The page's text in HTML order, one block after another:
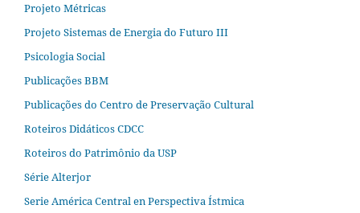
Projeto Métricas
Projeto Sistemas de Energia do Futuro III
Psicologia Social
Publicações BBM
Publicações do Centro de Preservação Cultural
Roteiros Didáticos CDCC
Roteiros do Patrimônio da USP
Série Alterjor
Serie América Central en Perspectiva Ístmica